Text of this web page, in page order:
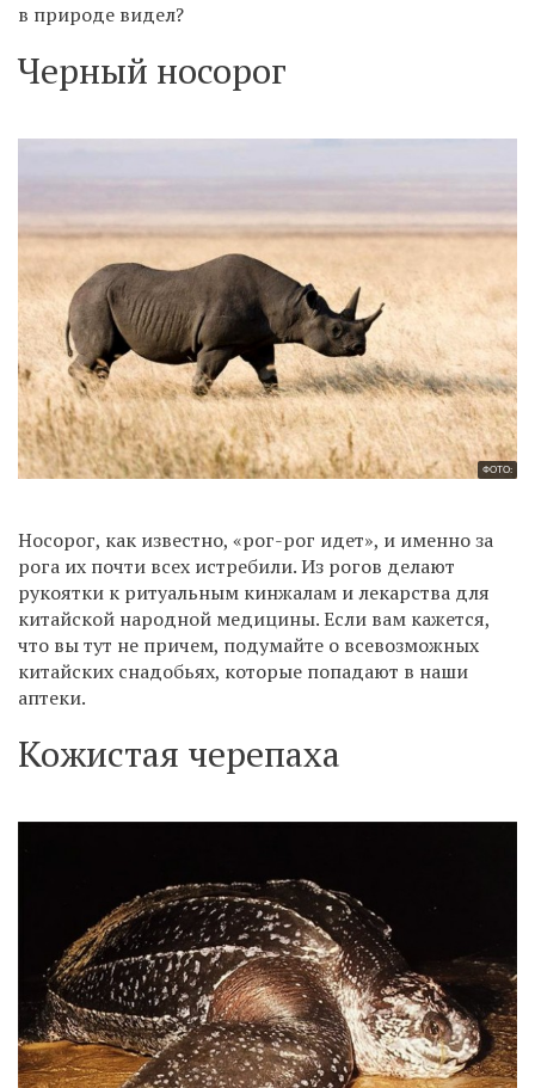
в природе видел?
Черный носорог
ФОТО:
Носорог, как известно, «рог-рог идет», и именно за
рога их почти всех истребили. Из рогов делают
рукоятки к ритуальным кинжалам и лекарства для
китайской народной медицины. Если вам кажется,
что вы тут не причем, подумайте о всевозможных
китайских снадобьях, которые попадают в наши
аптеки.
Кожистая черепаха